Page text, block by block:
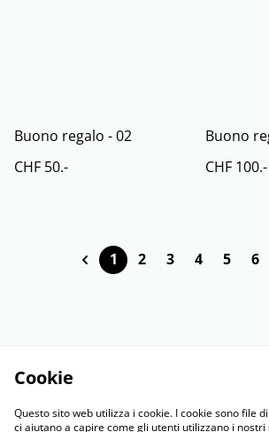
Buono regalo - 02
CHF 50.-
Buono
CHF 100.-
1 2 3 4 5 6
Cookie
Questo sito web utilizza i cookie. I cookie sono file
ci aiutano a capire come gli utenti utilizzano i